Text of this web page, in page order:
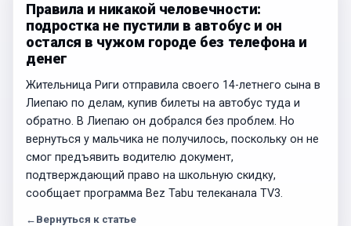
Правила и никакой человечности:
подростка не пустили в автобус и он
остался в чужом городе без телефона и
денег
Жительница Риги отправила своего 14-летнего сына в
Лиепаю по делам, купив билеты на автобус туда и
обратно. В Лиепаю он добрался без проблем. Но
вернуться у мальчика не получилось, поскольку он не
смог предъявить водителю документ,
подтверждающий право на школьную скидку,
сообщает программа Bez Tabu телеканала TV3.
← Вернуться к статье